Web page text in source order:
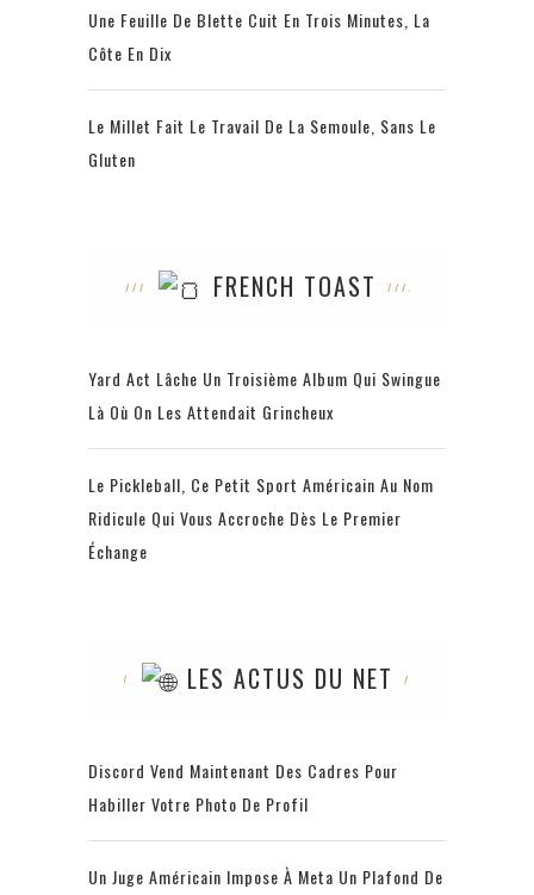
Une Feuille De Blette Cuit En Trois Minutes, La
Côte En Dix
Le Millet Fait Le Travail De La Semoule, Sans Le
Gluten
FRENCH TOAST
Yard Act Lâche Un Troisième Album Qui Swingue
Là Où On Les Attendait Grincheux
Le Pickleball, Ce Petit Sport Américain Au Nom
Ridicule Qui Vous Accroche Dès Le Premier
Échange
LES ACTUS DU NET
Discord Vend Maintenant Des Cadres Pour
Habiller Votre Photo De Profil
Un Juge Américain Impose À Meta Un Plafond De